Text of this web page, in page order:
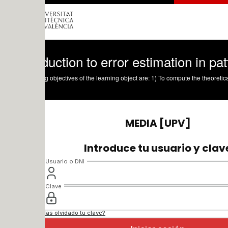
to error estimation in pattern